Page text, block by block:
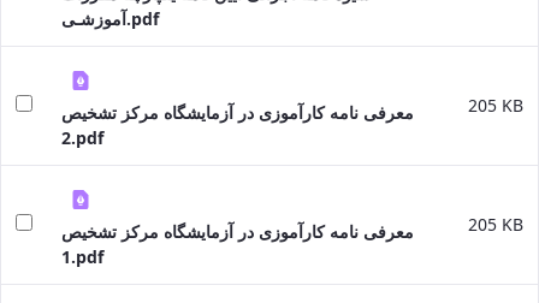
آموزشـی.pdf
معرفی نامه کارآموزی در آزمایشگاه مرکز تشخیص
2.pdf
205 KB
معرفی نامه کارآموزی در آزمایشگاه مرکز تشخیص
1.pdf
205 KB